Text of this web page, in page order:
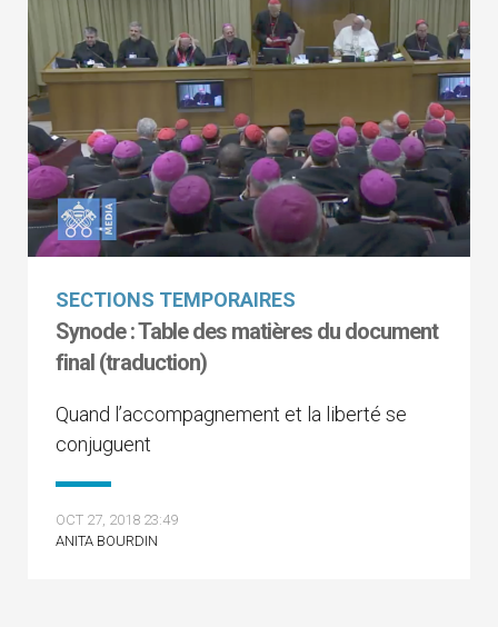
SECTIONS TEMPORAIRES
Synode : Table des matières du document
final (traduction)
Quand l’accompagnement et la liberté se
conjuguent
OCT 27, 2018 23:49
ANITA BOURDIN